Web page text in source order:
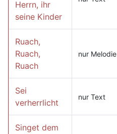
Herrn, ihr
seine Kinder
Ruach,
Ruach,
Ruach
nur Melodie
Sei
verherrlicht
nur Text
Singet dem